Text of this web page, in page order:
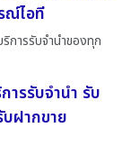
ณ์ไอที
การรับจำนำของทุก
ารรับจำนำ รับ
ฝากขาย